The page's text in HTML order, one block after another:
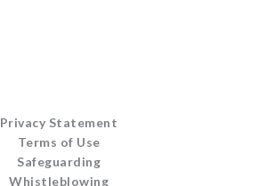
Privacy Statement
Terms of Use
Safeguarding
Whistleblowing